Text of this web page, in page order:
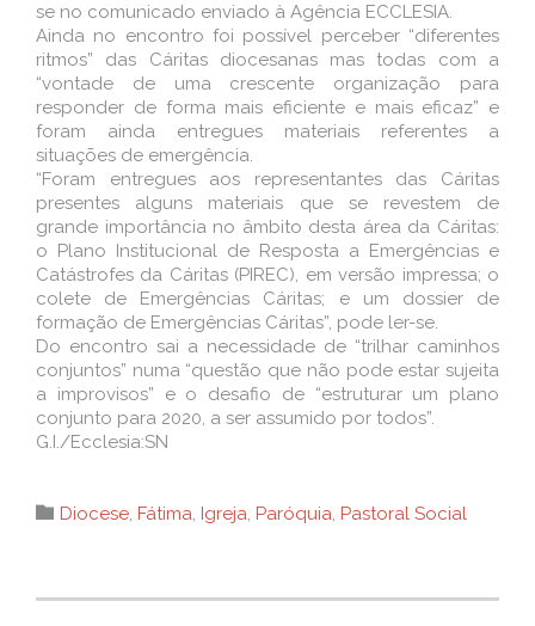
se no comunicado enviado à Agência ECCLESIA.
Ainda no encontro foi possível perceber “diferentes
ritmos” das Cáritas diocesanas mas todas com a
“vontade de uma crescente organização para
responder de forma mais eficiente e mais eficaz” e
foram ainda entregues materiais referentes a
situações de emergência.
“Foram entregues aos representantes das Cáritas
presentes alguns materiais que se revestem de
grande importância no âmbito desta área da Cáritas:
o Plano Institucional de Resposta a Emergências e
Catástrofes da Cáritas (PIREC), em versão impressa; o
colete de Emergências Cáritas; e um dossier de
formação de Emergências Cáritas”, pode ler-se.
Do encontro sai a necessidade de “trilhar caminhos
conjuntos” numa “questão que não pode estar sujeita
a improvisos” e o desafio de “estruturar um plano
conjunto para 2020, a ser assumido por todos”.
G.I./Ecclesia:SN
 Category
Diocese, Fátima, Igreja, Paróquia, Pastoral Social